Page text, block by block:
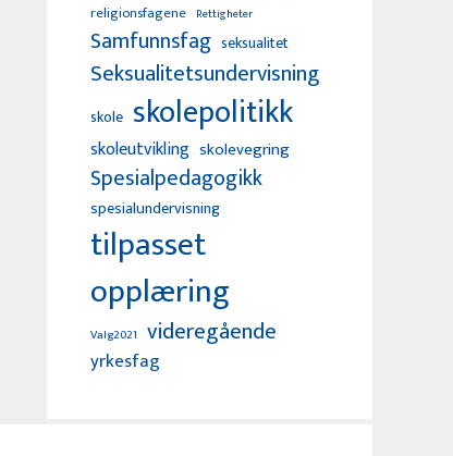
religionsfagene Rettigheter
Samfunnsfag seksualitet
Seksualitetsundervisning
skole skolepolitikk
skoleutvikling skolevegring
Spesialpedagogikk
spesialundervisning
tilpasset
opplæring
Valg2021 videregående
yrkesfag